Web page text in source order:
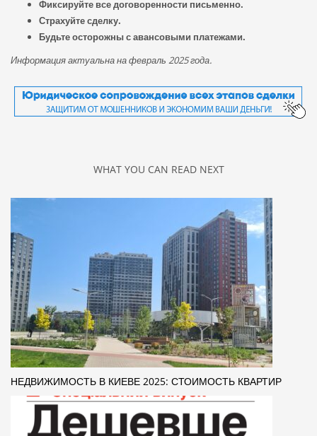
Фиксируйте все договоренности письменно.
Страхуйте сделку.
Будьте осторожны с авансовыми платежами.
Информация актуальна на февраль 2025 года.
WHAT YOU CAN READ NEXT
НЕДВИЖИМОСТЬ В КИЕВЕ 2025: СТОИМОСТЬ КВАРТИР